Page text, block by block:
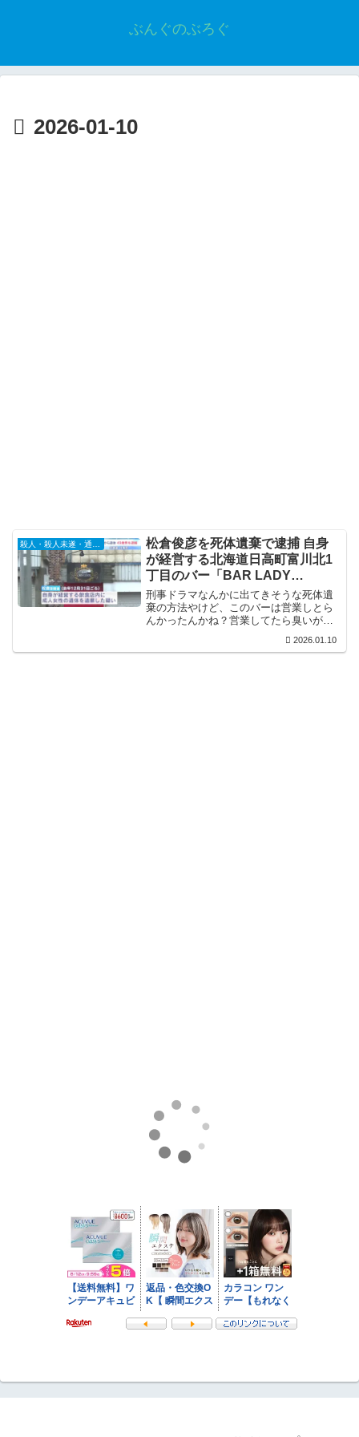
ぶんぐのぶろぐ
2026-01-10
松倉俊彦を死体遺棄で逮捕 自身
が経営する北海道日高町富川北1
丁目のバー「BAR LADY
LUCK」の壁に20代女性の遺体を
遺棄
刑事ドラマなんかに出てきそうな死体遺
棄の方法やけど、このバーは営業しとら
んかったんかね？営業してたら臭いが酷
2026.01.10